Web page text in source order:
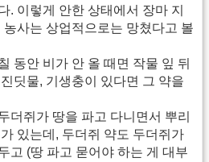
. 이렇게 안한 상태에서 장마 지
사는 상업적으로는 망쳤다고 볼
동안 비가 안 올 때면 작물 잎 뒤
딧물, 기생충이 있다면 그 약을
더쥐가 땅을 파고 다니면서 뿌리
있는데, 두더쥐 약도 두더쥐가
고 (땅 파고 묻어야 하는 게 대부